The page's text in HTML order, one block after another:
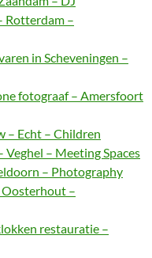
Rotterdam –
in Scheveningen –
fotograaf – Amersfoort
– Echt – Children
– Meeting Spaces
– Photography
Oosterhout –
restauratie –